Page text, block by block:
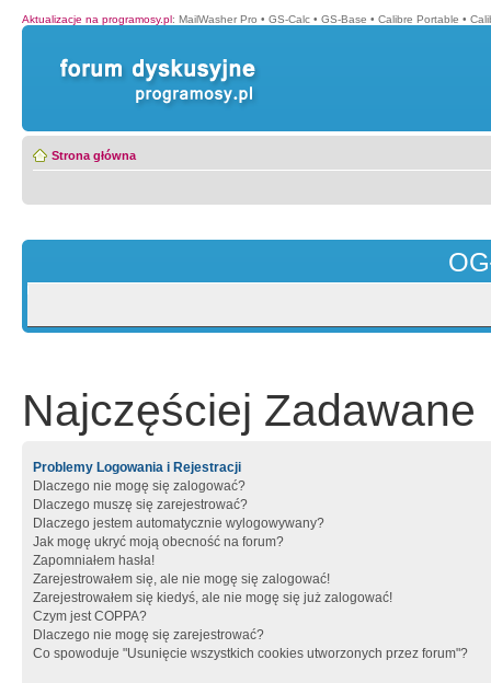
Aktualizacje na programosy.pl: MailWasher Pro • GS-Calc • GS-Base • Calibre Portable •
Strona główna
Najczęściej Zadawane
Problemy Logowania i Rejestracji
Dlaczego nie mogę się zalogować?
Dlaczego muszę się zarejestrować?
Dlaczego jestem automatycznie wylogowywany?
Jak mogę ukryć moją obecność na forum?
Zapomniałem hasła!
Zarejestrowałem się, ale nie mogę się zalogować!
Zarejestrowałem się kiedyś, ale nie mogę się już zalogować!
Czym jest COPPA?
Dlaczego nie mogę się zarejestrować?
Co spowoduje "Usunięcie wszystkich cookies utworzonych przez forum"?